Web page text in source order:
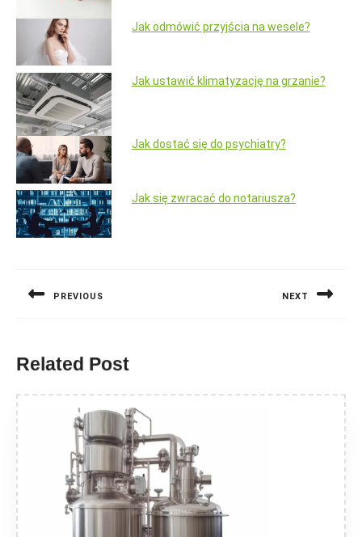
Jak odmówić przyjścia na wesele?
Jak ustawić klimatyzację na grzanie?
Jak dostać się do psychiatry?
Jak się zwracać do notariusza?
PREVIOUS NEXT
Related Post